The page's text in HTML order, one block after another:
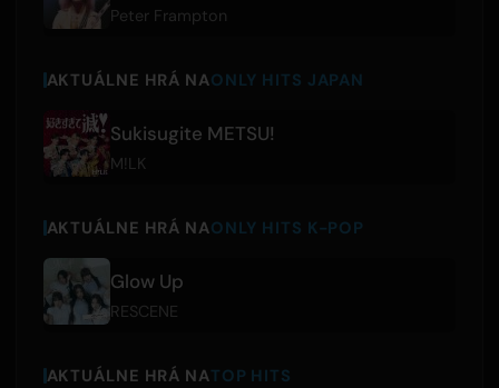
Peter Frampton
AKTUÁLNE HRÁ NAONLY HITS JAPAN
Sukisugite METSU!
M!LK
AKTUÁLNE HRÁ NAONLY HITS K-POP
Glow Up
RESCENE
AKTUÁLNE HRÁ NATOP HITS